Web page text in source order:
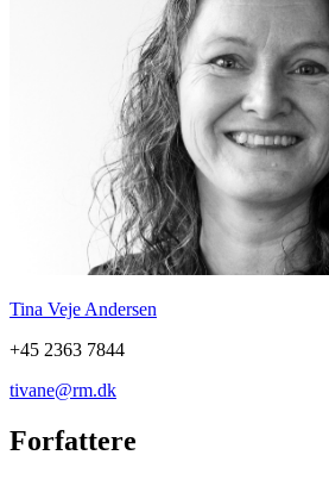
Tina Veje Andersen
+45 2363 7844
tivane@rm.dk
Forfattere